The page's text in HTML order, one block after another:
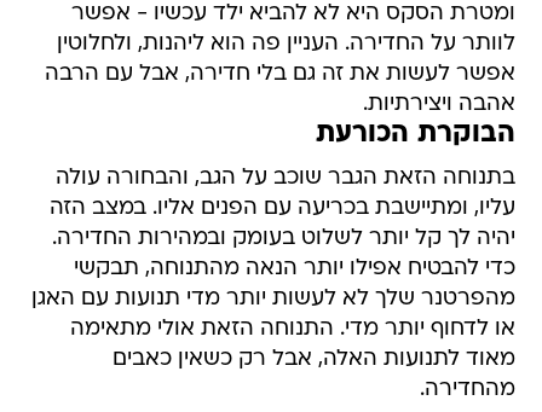
ומטרת הסקס היא לא להביא ילד עכשיו - אפשר
לוותר על החדירה. העניין פה הוא ליהנות, ולחלוטין
אפשר לעשות את זה גם בלי חדירה, אבל עם הרבה
אהבה ויצירתיות.
הבוקרת הכורעת
בתנוחה הזאת הגבר שוכב על הגב, והבחורה עולה
עליו, ומתיישבת בכריעה עם הפנים אליו. במצב הזה
יהיה לך קל יותר לשלוט בעומק ובמהירות החדירה.
כדי להבטיח אפילו יותר הנאה מהתנוחה, תבקשי
מהפרטנר שלך לא לעשות יותר מדי תנועות עם האגן
או לדחוף יותר מדי. התנוחה הזאת אולי מתאימה
מאוד לתנועות האלה, אבל רק כשאין כאבים
מהחדירה.